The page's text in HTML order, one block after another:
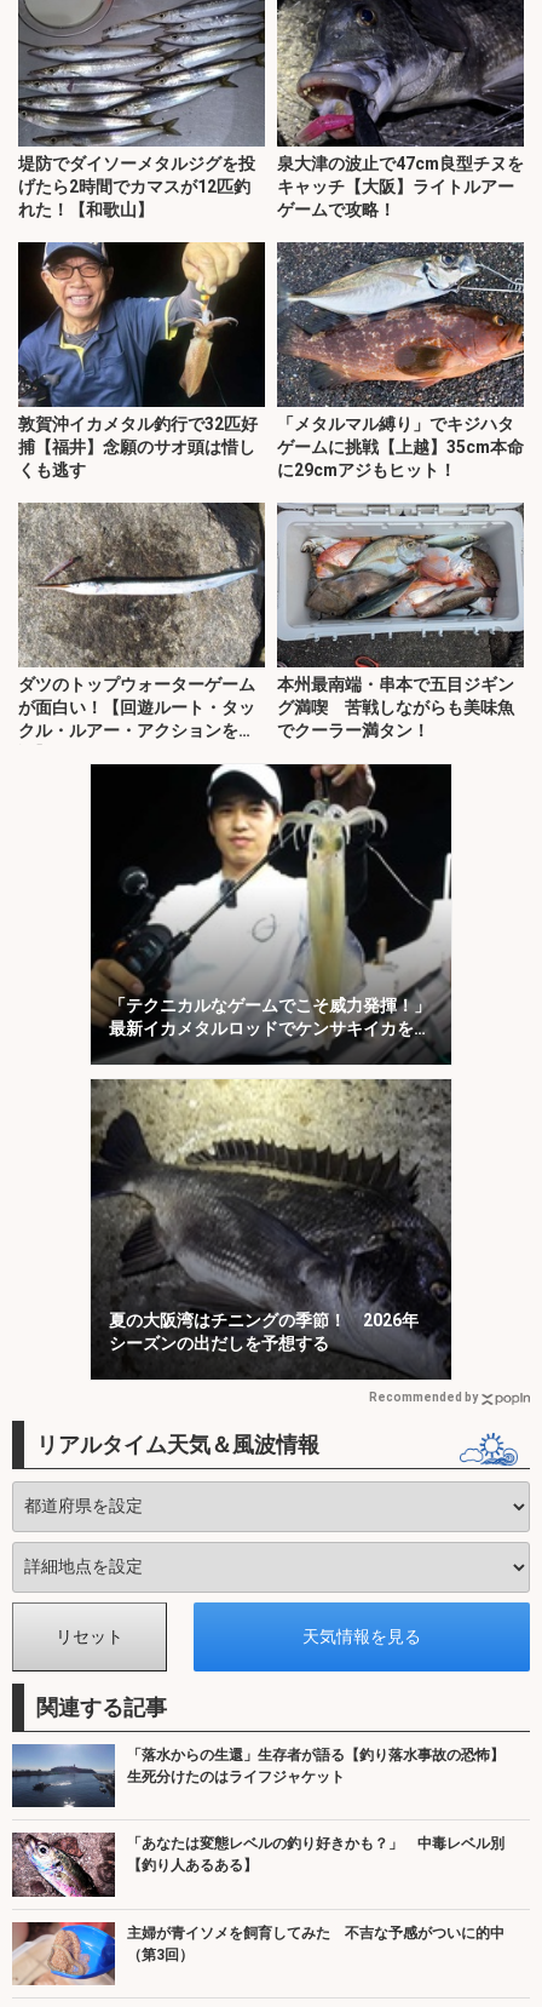
堤防でダイソーメタルジグを投
げたら2時間でカマスが12匹釣
れた！【和歌山】
泉大津の波止で47cm良型チヌを
キャッチ【大阪】ライトルアー
ゲームで攻略！
敦賀沖イカメタル釣行で32匹好
捕【福井】念願のサオ頭は惜し
くも逃す
「メタルマル縛り」でキジハタ
ゲームに挑戦【上越】35cm本命
に29cmアジもヒット！
ダツのトップウォーターゲーム
が面白い！【回遊ルート・タッ
クル・ルアー・アクションを解
本州最南端・串本で五目ジギン
グ満喫 苦戦しながらも美味魚
でクーラー満タン！
「テクニカルなゲームでこそ威力発揮！」
最新イカメタルロッドでケンサキイカを攻
略【福井】
夏の大阪湾はチニングの季節！ 2026年
シーズンの出だしを予想する
Recommended by
リアルタイム天気＆風波情報
関連する記事
「落水からの生還」生存者が語る【釣り落水事故の恐怖】
生死分けたのはライフジャケット
「あなたは変態レベルの釣り好きかも？」 中毒レベル別
【釣り人あるある】
主婦が青イソメを飼育してみた 不吉な予感がついに的中
（第3回）